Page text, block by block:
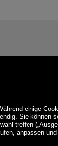
einige
Sie können
treffen
anpassen